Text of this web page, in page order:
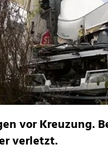
vor Kreuzung.
verletzt.